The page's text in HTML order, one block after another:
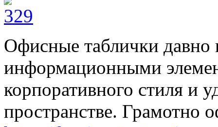
Офисные таблички давно
информационными
корпоративного стиля и
пространстве. Грамотно